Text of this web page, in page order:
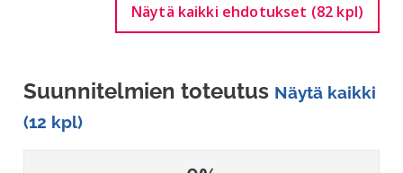
Näytä kaikki ehdotukset (82 kpl)
Suunnitelmien toteutus Näytä kaikki
(12 kpl)